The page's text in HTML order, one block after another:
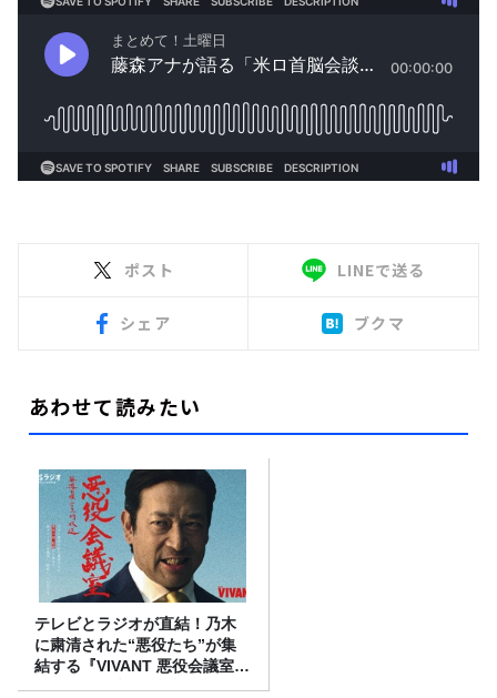
ポスト LINEで送る
シェア ブクマ
あわせて読みたい
テレビとラジオが直結！乃木
に粛清された“悪役たち”が集
結する『VIVANT 悪役会議室』
7/26(日)23時スタート！